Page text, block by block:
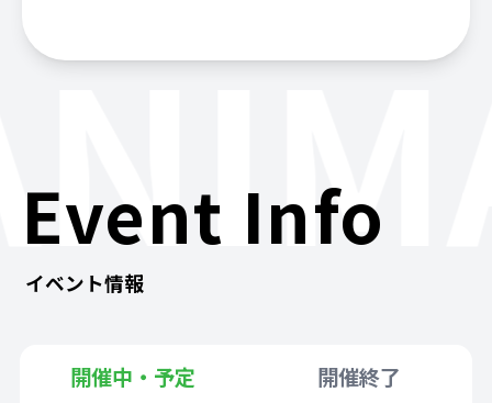
Event Info
イベント情報
開催中・予定 開催終了